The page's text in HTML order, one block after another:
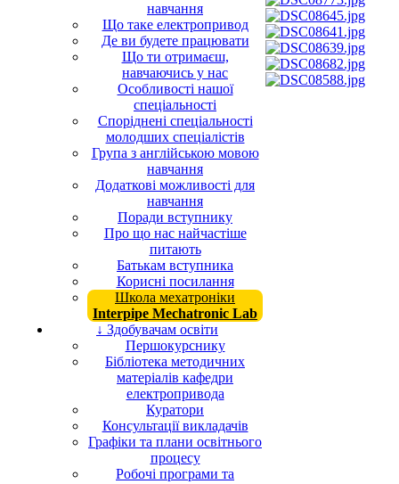
навчання
Що таке електропривод
Де ви будете працювати
Що ти отримаєш,
навчаючись у нас
Особливості нашої
спеціальності
Споріднені спеціальності
молодших спеціалістів
Група з англійською мовою
навчання
Додаткові можливості для
навчання
Поради вступнику
Про що нас найчастіше
питають
Батькам вступника
Корисні посилання
Школа мехатроніки
Interpipe Mechatronic Lab
↓ Здобувачам освіти
Першокурснику
Бібліотека методичних
матеріалів кафедри
електропривода
Куратори
Консультації викладачів
Графіки та плани освітнього
процесу
Робочі програми та